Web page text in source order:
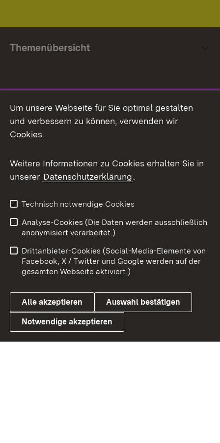
Themenübersicht
Facebook
X / Twitter
Youtube
Link zum Landesportal
Impressum
Kontakt
Barrierefreiheit
Datenschutz
Cookies
Um unsere Webseite für Sie optimal gestalten
und verbessern zu können, verwenden wir
Cookies.
Weitere Informationen zu Cookies erhalten Sie in
unserer Datenschutzerklärung.
Technisch notwendige Cookies
Analyse-Cookies (Die Daten werden ausschließlich
anonymisiert verarbeitet.)
Drittanbieter-Cookies (Social-Media-Elemente von
Facebook, X / Twitter und Google werden auf der
gesamten Webseite aktiviert.)
Alle akzeptieren Auswahl bestätigen
Notwendige akzeptieren